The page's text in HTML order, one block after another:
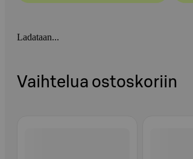
Ladataan...
Vaihtelua ostoskoriin